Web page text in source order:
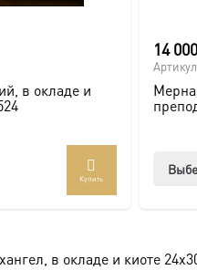
в окладе и
Купить
14 000
в окладе и киоте